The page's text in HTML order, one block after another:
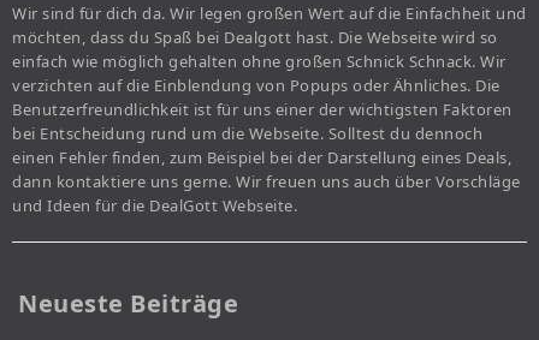
Wir sind für dich da. Wir legen großen Wert auf die Einfachheit und
möchten, dass du Spaß bei Dealgott hast. Die Webseite wird so
einfach wie möglich gehalten ohne großen Schnick Schnack. Wir
verzichten auf die Einblendung von Popups oder Ähnliches. Die
Benutzerfreundlichkeit ist für uns einer der wichtigsten Faktoren
bei Entscheidung rund um die Webseite. Solltest du dennoch
einen Fehler finden, zum Beispiel bei der Darstellung eines Deals,
dann kontaktiere uns gerne. Wir freuen uns auch über Vorschläge
und Ideen für die DealGott Webseite.
Neueste Beiträge